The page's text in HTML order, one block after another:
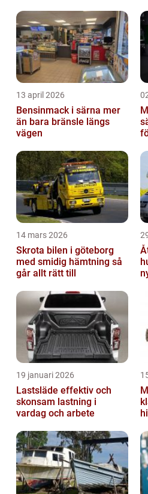
13 april 2026
Bensinmack i särna mer
än bara bränsle längs
vägen
14 mars 2026
Skrota bilen i göteborg
med smidig hämtning så
går allt rätt till
19 januari 2026
Lastsläde effektiv och
skonsam lastning i
vardag och arbete